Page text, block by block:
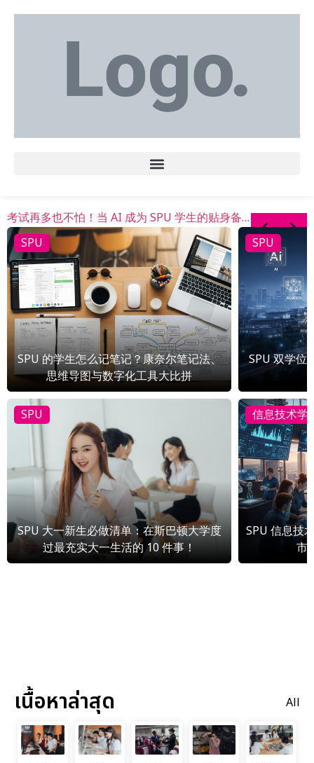
考试再多也不怕！当 AI 成为 SPU 学生的贴身备考助手
未来由你设计！即刻在斯巴顿大学开启你的职业探索之旅
如何合理安排课表？SPU 大一新生兼职赚外快攻略
SPU
SPU 的学生怎么记笔记？康奈尔笔记法、
思维导图与数字化工具大比拼
SPU
SPU 大一新生必做清单：在斯巴顿大学度
过最充实大一生活的 10 件事！
SPU
SPU 双学位
信息技术学
SPU 信息技
市
เนื้อหาล่าสุด All